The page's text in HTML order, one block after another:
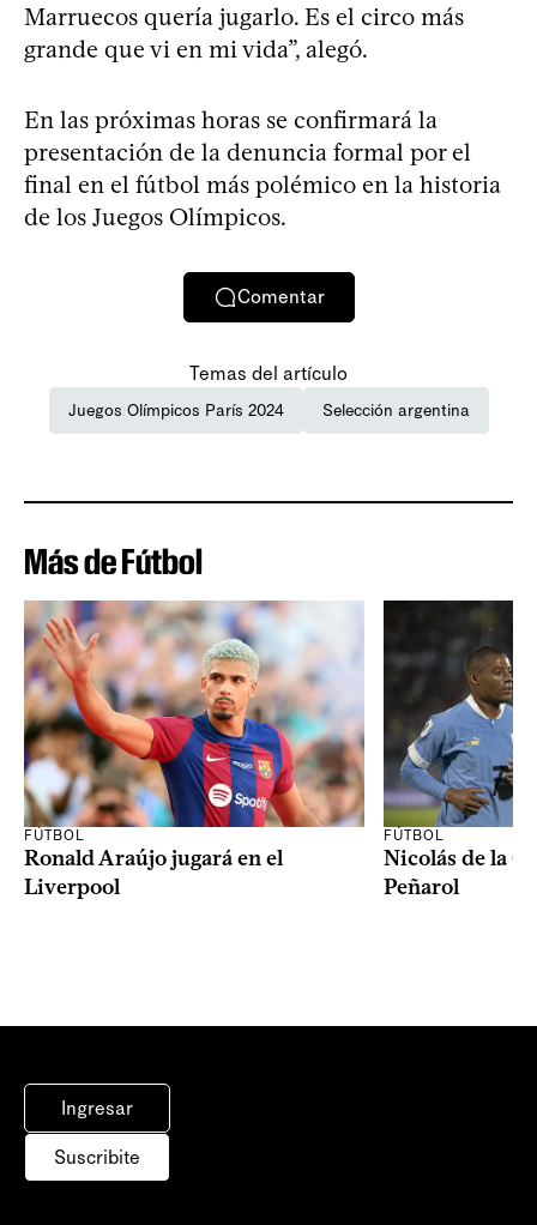
Marruecos quería jugarlo. Es el circo más
grande que vi en mi vida”, alegó.
En las próximas horas se confirmará la
presentación de la denuncia formal por el
final en el fútbol más polémico en la historia
de los Juegos Olímpicos.
Comentar
Temas del artículo
Juegos Olímpicos París 2024 Selección argentina
Más de Fútbol
FÚTBOL
Ronald Araújo jugará en el
Liverpool
FÚTBOL
Nicolás de la
Peñarol
Ingresar
Suscribite